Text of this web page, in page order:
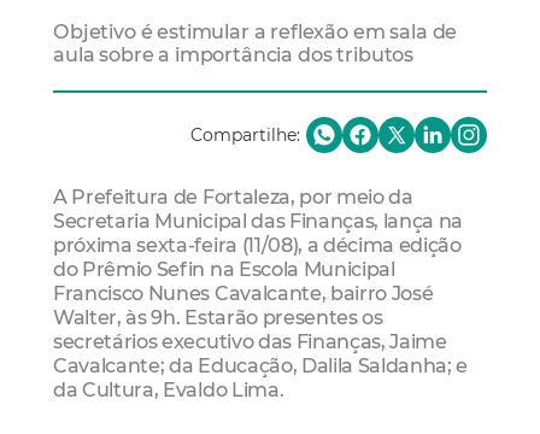
Objetivo é estimular a reflexão em sala de
aula sobre a importância dos tributos
Compartilhe:
A Prefeitura de Fortaleza, por meio da
Secretaria Municipal das Finanças, lança na
próxima sexta-feira (11/08), a décima edição
do Prêmio Sefin na Escola Municipal
Francisco Nunes Cavalcante, bairro José
Walter, às 9h. Estarão presentes os
secretários executivo das Finanças, Jaime
Cavalcante; da Educação, Dalila Saldanha; e
da Cultura, Evaldo Lima.